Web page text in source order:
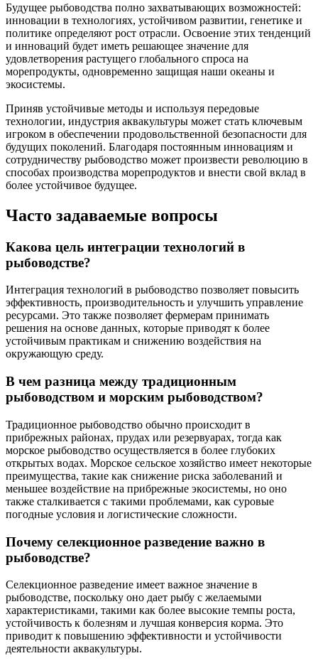
Будущее рыбоводства полно захватывающих возможностей:
инновации в технологиях, устойчивом развитии, генетике и
политике определяют рост отрасли. Освоение этих тенденций
и инноваций будет иметь решающее значение для
удовлетворения растущего глобального спроса на
морепродукты, одновременно защищая наши океаны и
экосистемы.
Приняв устойчивые методы и используя передовые
технологии, индустрия аквакультуры может стать ключевым
игроком в обеспечении продовольственной безопасности для
будущих поколений. Благодаря постоянным инновациям и
сотрудничеству рыбоводство может произвести революцию в
способах производства морепродуктов и внести свой вклад в
более устойчивое будущее.
Часто задаваемые вопросы
Какова цель интеграции технологий в
рыбоводстве?
Интеграция технологий в рыбоводство позволяет повысить
эффективность, производительность и улучшить управление
ресурсами. Это также позволяет фермерам принимать
решения на основе данных, которые приводят к более
устойчивым практикам и снижению воздействия на
окружающую среду.
В чем разница между традиционным
рыбоводством и морским рыбоводством?
Традиционное рыбоводство обычно происходит в
прибрежных районах, прудах или резервуарах, тогда как
морское рыбоводство осуществляется в более глубоких
открытых водах. Морское сельское хозяйство имеет некоторые
преимущества, такие как снижение риска заболеваний и
меньшее воздействие на прибрежные экосистемы, но оно
также сталкивается с такими проблемами, как суровые
погодные условия и логистические сложности.
Почему селекционное разведение важно в
рыбоводстве?
Селекционное разведение имеет важное значение в
рыбоводстве, поскольку оно дает рыбу с желаемыми
характеристиками, такими как более высокие темпы роста,
устойчивость к болезням и лучшая конверсия корма. Это
приводит к повышению эффективности и устойчивости
деятельности аквакультуры.